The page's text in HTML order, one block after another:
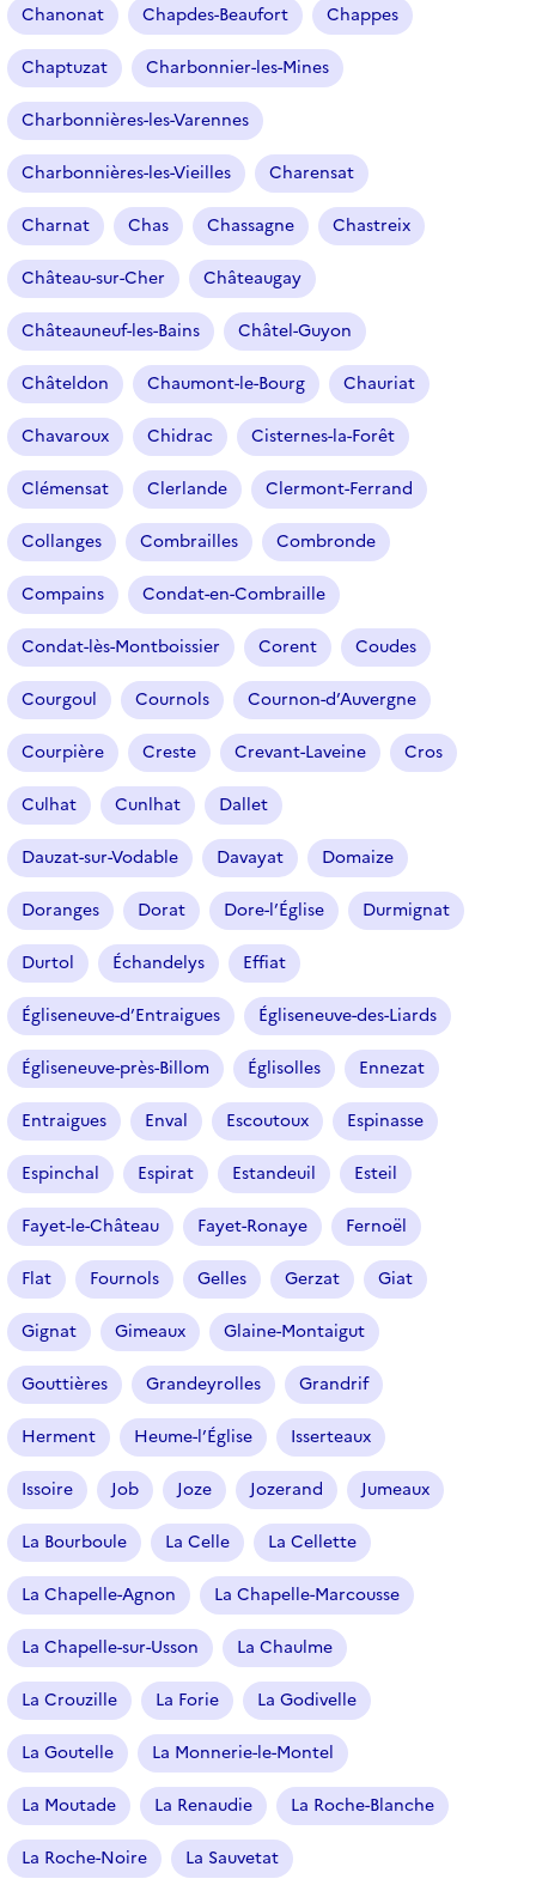
Chanonat Chapdes-Beaufort Chappes
Chaptuzat Charbonnier-les-Mines
Charbonnières-les-Varennes
Charbonnières-les-Vieilles Charensat
Charnat Chas Chassagne Chastreix
Château-sur-Cher Châteaugay
Châteauneuf-les-Bains Châtel-Guyon
Châteldon Chaumont-le-Bourg Chauriat
Chavaroux Chidrac Cisternes-la-Forêt
Clémensat Clerlande Clermont-Ferrand
Collanges Combrailles Combronde
Compains Condat-en-Combraille
Condat-lès-Montboissier Corent Coudes
Courgoul Cournols Cournon-d’Auvergne
Courpière Creste Crevant-Laveine Cros
Culhat Cunlhat Dallet
Dauzat-sur-Vodable Davayat Domaize
Doranges Dorat Dore-l’Église Durmignat
Durtol Échandelys Effiat
Égliseneuve-d’Entraigues Égliseneuve-des-Liards
Égliseneuve-près-Billom Églisolles Ennezat
Entraigues Enval Escoutoux Espinasse
Espinchal Espirat Estandeuil Esteil
Fayet-le-Château Fayet-Ronaye Fernoël
Flat Fournols Gelles Gerzat Giat
Gignat Gimeaux Glaine-Montaigut
Gouttières Grandeyrolles Grandrif
Herment Heume-l’Église Isserteaux
Issoire Job Joze Jozerand Jumeaux
La Bourboule La Celle La Cellette
La Chapelle-Agnon La Chapelle-Marcousse
La Chapelle-sur-Usson La Chaulme
La Crouzille La Forie La Godivelle
La Goutelle La Monnerie-le-Montel
La Moutade La Renaudie La Roche-Blanche
La Roche-Noire La Sauvetat